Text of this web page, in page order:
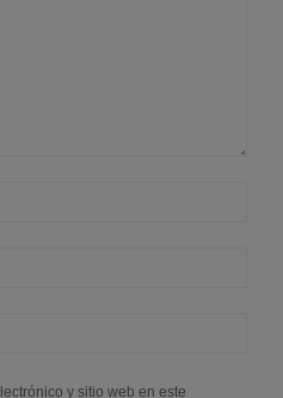
y sitio web en este